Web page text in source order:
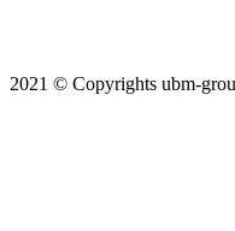
2021 © Copyrights ubm-